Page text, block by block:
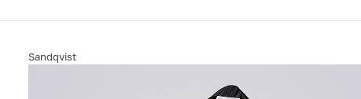
Sandqvist